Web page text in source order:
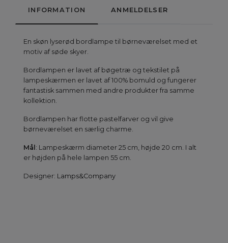
INFORMATION ANMELDELSER
En skøn lyserød bordlampe til børneværelset med et
motiv af søde skyer.
Bordlampen er lavet af bøgetræ og tekstilet på
lampeskærmen er lavet af 100% bomuld og fungerer
fantastisk sammen med andre produkter fra samme
kollektion.
Bordlampen har flotte pastelfarver og vil give
børneværelset en særlig charme.
Mål: Lampeskærm diameter 25 cm, højde 20 cm. I alt
er højden på hele lampen 55 cm.
Designer: Lamps&Company